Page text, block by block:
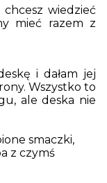
chcesz wiedzieć
mieć razem z
i dałam jej
Wszystko to
ale deska nie
smaczki,
z czymś